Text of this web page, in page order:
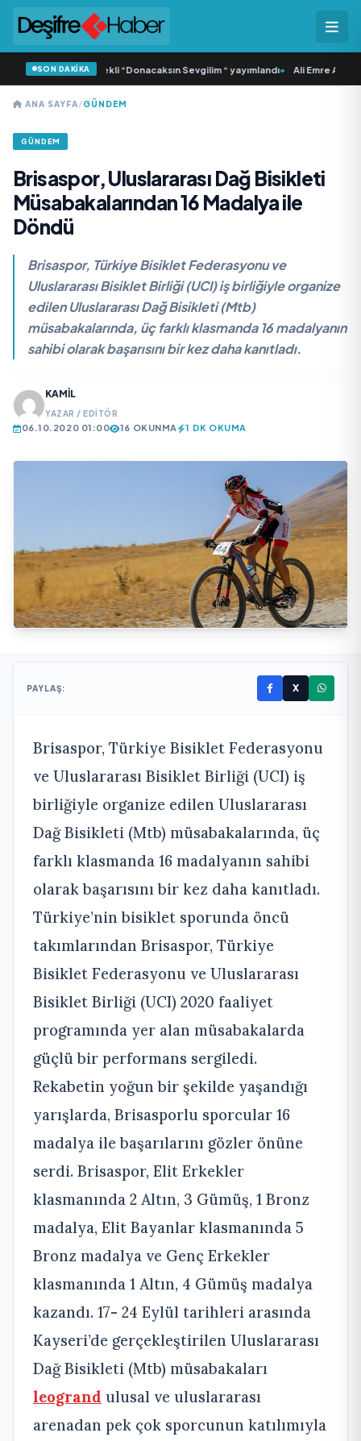
SON DAKİKA
Samlı ‘dan İkinci Tekli “Donacaksın Sevgilim “ yayımlandı• Ali Emre
ANA SAYFA/GÜNDEM
GÜNDEM
Brisaspor, Uluslararası Dağ Bisikleti
Müsabakalarından 16 Madalya ile
Döndü
Brisaspor, Türkiye Bisiklet Federasyonu ve
Uluslararası Bisiklet Birliği (UCI) iş birliğiyle organize
edilen Uluslararası Dağ Bisikleti (Mtb)
müsabakalarında, üç farklı klasmanda 16 madalyanın
sahibi olarak başarısını bir kez daha kanıtladı.
KAMIL
YAZAR / EDITÖR
06.10.2020 01:00 16 OKUNMA 1 DK OKUMA
PAYLAŞ: X
Brisaspor, Türkiye Bisiklet Federasyonu
ve Uluslararası Bisiklet Birliği (UCI) iş
birliğiyle organize edilen Uluslararası
Dağ Bisikleti (Mtb) müsabakalarında, üç
farklı klasmanda 16 madalyanın sahibi
olarak başarısını bir kez daha kanıtladı.
Türkiye’nin bisiklet sporunda öncü
takımlarından Brisaspor, Türkiye
Bisiklet Federasyonu ve Uluslararası
Bisiklet Birliği (UCI) 2020 faaliyet
programında yer alan müsabakalarda
güçlü bir performans sergiledi.
Rekabetin yoğun bir şekilde yaşandığı
yarışlarda, Brisasporlu sporcular 16
madalya ile başarılarını gözler önüne
serdi. Brisaspor, Elit Erkekler
klasmanında 2 Altın, 3 Gümüş, 1 Bronz
madalya, Elit Bayanlar klasmanında 5
Bronz madalya ve Genç Erkekler
klasmanında 1 Altın, 4 Gümüş madalya
kazandı. 17- 24 Eylül tarihleri arasında
Kayseri’de gerçekleştirilen Uluslararası
Dağ Bisikleti (Mtb) müsabakaları
leogrand ulusal ve uluslararası
arenadan pek çok sporcunun katılımıyla